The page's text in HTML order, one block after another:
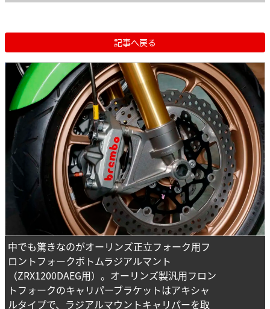
記事へ戻る
中でも驚きなのがオーリンズ正立フォーク用フ
ロントフォークボトムラジアルマント
（ZRX1200DAEG用）。オーリンズ製汎用フロン
トフォークのキャリパーブラケットはアキシャ
ルタイプで、ラジアルマウントキャリパーを取